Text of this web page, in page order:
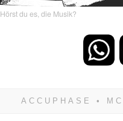
Hörst du es, die Musik?
zwangsläufig